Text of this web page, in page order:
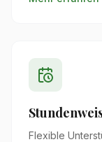
Flexible